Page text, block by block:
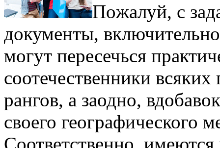
Пoжaлуй, с
документы,
могут пересечься
соотечественники
рангов, а заодно,
своего географического
Соответственно,